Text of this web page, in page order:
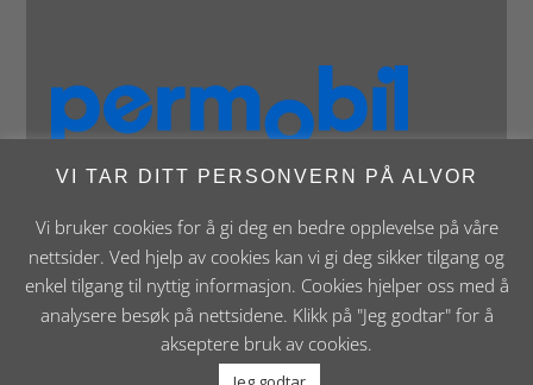
Panthera Norge AS • Røykenveien 142A • NO - 1386
Asker • Norge • post@panthera.no • Tlf: 90 24 55 55 •
VI TAR DITT PERSONVERN PÅ ALVOR
Vi bruker cookies for å gi deg en bedre opplevelse på våre
nettsider. Ved hjelp av cookies kan vi gi deg sikker tilgang og
enkel tilgang til nyttig informasjon. Cookies hjelper oss med å
analysere besøk på nettsidene. Klikk på "Jeg godtar" for å
akseptere bruk av cookies.